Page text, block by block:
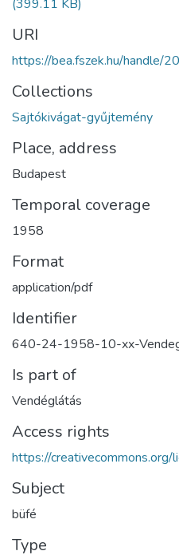
(399.11 KB)
URI
https://bea.fszek.hu/handle/
Collections
Sajtókivágat-gyűjtemény
Place, address
Budapest
Temporal coverage
1958
Format
application/pdf
Identifier
640-24-1958-10-xx-
Is part of
Vendéglátás
Access rights
https://
Subject
büfé
Type